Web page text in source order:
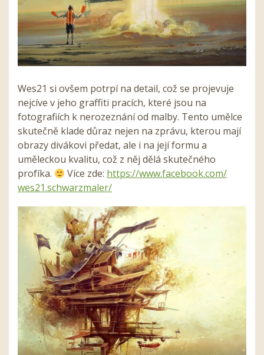
Wes21 si ovšem potrpí na detail, což se projevuje
nejcíve v jeho graffiti pracích, které jsou na
fotografiích k nerozeznání od malby. Tento umělce
skutečně klade důraz nejen na zprávu, kterou mají
obrazy divákovi předat, ale i na její formu a
uměleckou kvalitu, což z něj dělá skutečného
profíka.
Více zde: https://www.facebook.com/
wes21.schwarzmaler/